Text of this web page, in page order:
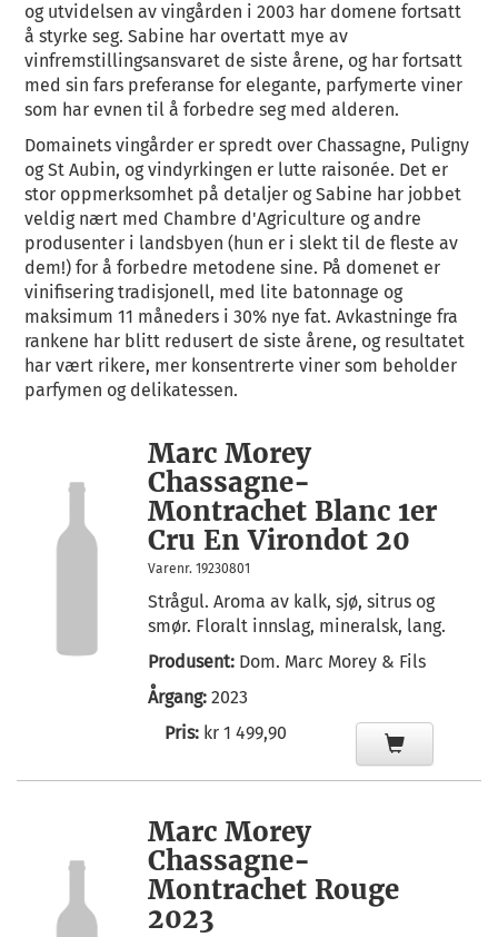
og utvidelsen av vingården i 2003 har domene fortsatt
å styrke seg. Sabine har overtatt mye av
vinfremstillingsansvaret de siste årene, og har fortsatt
med sin fars preferanse for elegante, parfymerte viner
som har evnen til å forbedre seg med alderen.
Domainets vingårder er spredt over Chassagne, Puligny
og St Aubin, og vindyrkingen er lutte raisonée. Det er
stor oppmerksomhet på detaljer og Sabine har jobbet
veldig nært med Chambre d'Agriculture og andre
produsenter i landsbyen (hun er i slekt til de fleste av
dem!) for å forbedre metodene sine. På domenet er
vinifisering tradisjonell, med lite batonnage og
maksimum 11 måneders i 30% nye fat. Avkastninge fra
rankene har blitt redusert de siste årene, og resultatet
har vært rikere, mer konsentrerte viner som beholder
parfymen og delikatessen.
Marc Morey
Chassagne-
Montrachet Blanc 1er
Cru En Virondot 20
Varenr. 19230801
Strågul. Aroma av kalk, sjø, sitrus og
smør. Floralt innslag, mineralsk, lang.
Produsent: Dom. Marc Morey & Fils
Årgang: 2023
Pris: kr 1 499,90
Marc Morey
Chassagne-
Montrachet Rouge
2023